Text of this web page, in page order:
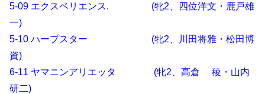
5-09 エクスペリエンス. (牝2、四位洋文・鹿戸雄
一)
5-10 ハープスター (牝2、川田将雅・松田博
資)
6-11 ヤマニンアリエッタ (牝2、高倉 稜・山内
研二)